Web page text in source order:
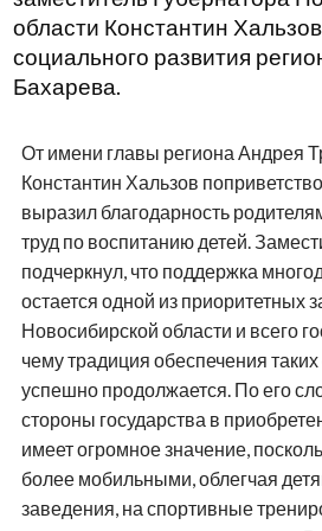
области Константин
социального развития
Бахарева.
От имени главы региона Андрея
Константин Хальзов
выразил благодарность
труд по воспитанию детей.
подчеркнул, что поддержка
остается одной из приоритетных
Новосибирской области и всего
чему традиция обеспечения
успешно продолжается. По его
стороны государства в
имеет огромное значение,
более мобильными, облегчая
заведения, на спортивные